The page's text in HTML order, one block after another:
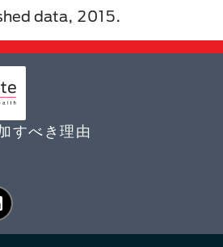
data, 2015.
すべき理由
LinkedIn